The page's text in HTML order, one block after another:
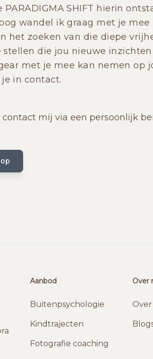
SHIFT hierin
wandel ik graag met je
het zoeken van die diepe
stellen die jou nieuwe
met je mee kan nemen op
in contact.
contact mij via een persoonlijk
Aanbod
Buitenpsychologie
Kindtrajecten
Fotografie coaching
Over
Over